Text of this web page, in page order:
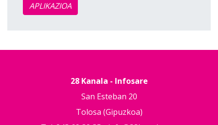
APLIKAZIOA
28 Kanala - Infosare
San Esteban 20
Tolosa (Gipuzkoa)